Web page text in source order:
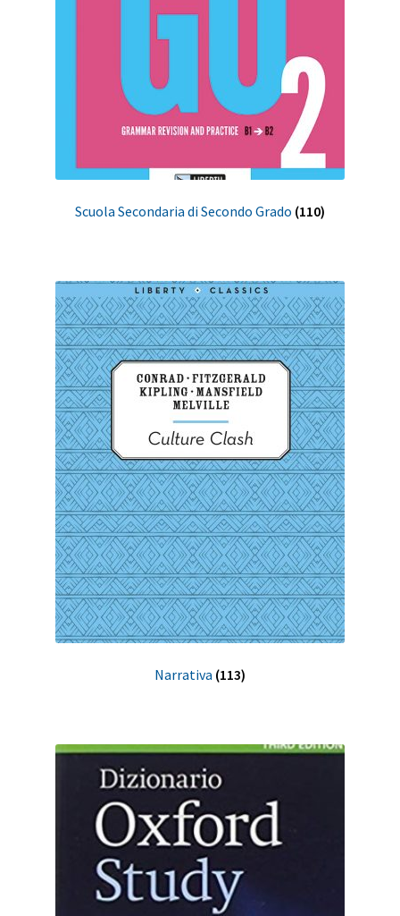
Scuola Secondaria di Secondo Grado (110)
Narrativa (113)